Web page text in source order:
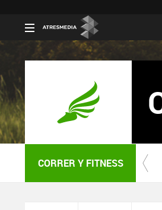
CORRER Y FITNESS